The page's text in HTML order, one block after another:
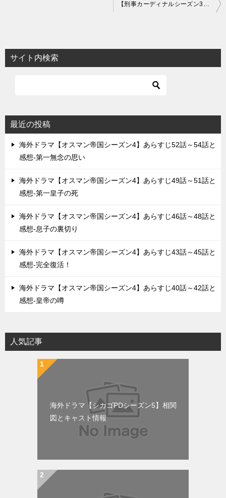
ビ
ゲ
ョ
ン
【刑事カーディナルシーズン3-過去からの報せ】相関図とキャスト情報
サイト内検索
最近の投稿
海外ドラマ【オスマン帝国シーズン4】あらすじ52話～54話と
感想-第一無念の思い
海外ドラマ【オスマン帝国シーズン4】あらすじ49話～51話と
感想-第一皇子の死
海外ドラマ【オスマン帝国シーズン4】あらすじ46話～48話と
感想-息子の裏切り
海外ドラマ【オスマン帝国シーズン4】あらすじ43話～45話と
感想-完全復活！
海外ドラマ【オスマン帝国シーズン4】あらすじ40話～42話と
感想-皇帝の噂
人気記事
海外ドラマ【シカゴPDシーズン5】相関
図とキャスト情報